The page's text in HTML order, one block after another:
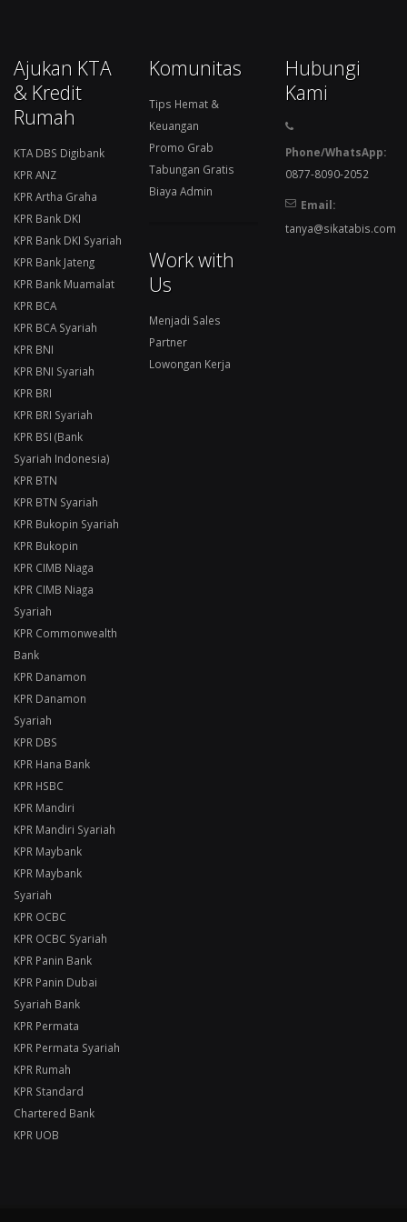
Ajukan KTA
& Kredit
Rumah
KTA DBS Digibank
KPR ANZ
KPR Artha Graha
KPR Bank DKI
KPR Bank DKI Syariah
KPR Bank Jateng
KPR Bank Muamalat
KPR BCA
KPR BCA Syariah
KPR BNI
KPR BNI Syariah
KPR BRI
KPR BRI Syariah
KPR BSI (Bank
Syariah Indonesia)
KPR BTN
KPR BTN Syariah
KPR Bukopin Syariah
KPR Bukopin
KPR CIMB Niaga
KPR CIMB Niaga
Syariah
KPR Commonwealth
Bank
KPR Danamon
KPR Danamon
Syariah
KPR DBS
KPR Hana Bank
KPR HSBC
KPR Mandiri
KPR Mandiri Syariah
KPR Maybank
KPR Maybank
Syariah
KPR OCBC
KPR OCBC Syariah
KPR Panin Bank
KPR Panin Dubai
Syariah Bank
KPR Permata
KPR Permata Syariah
KPR Rumah
KPR Standard
Chartered Bank
KPR UOB
Komunitas
Tips Hemat &
Keuangan
Promo Grab
Tabungan Gratis
Biaya Admin
Work with
Us
Menjadi Sales
Partner
Lowongan Kerja
Hubungi
Kami
Phone/WhatsApp:
0877-8090-2052
Email:
tanya@sikatabis.com